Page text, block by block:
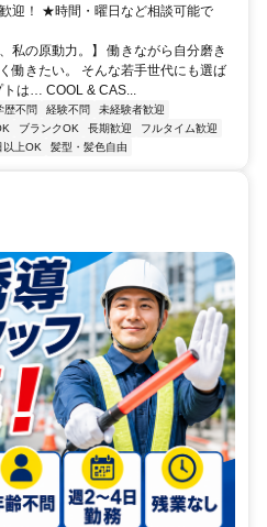
迎！ ★時間・曜日など相談可能で
私の原動力。】 働きながら自分磨き
働きたい。 そんな若手世代にも選ば
は… COOL & CAS...
歴不問 経験不問
未経験者歓迎
ブランクOK 長期歓迎
フルタイム歓迎
以上OK 髪型・髪色自由